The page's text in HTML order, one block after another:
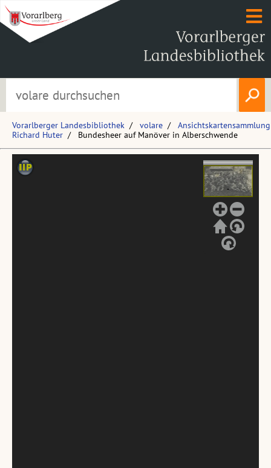
Vorarlberger Landesbibliothek volare
Ansichtskartensammlung
Richard Huter
Bundesheer auf Manöver in Alberschwende